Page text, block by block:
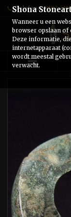
Telefoon: 0182-

Shona
Wanneer u een
browser opslaan of
Deze informatie,
internetapparaat
wordt meestal
verwacht.